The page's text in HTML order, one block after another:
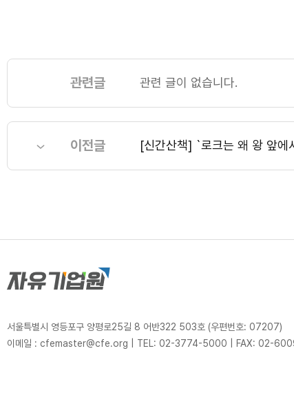
관련글 관련 글이 없습니다.
이전글 [신간산책] `로크는 왜 왕 앞에
서울특별시 영등포구 양평로25길 8 어반322 503호 (우편번호: 07207)
이메일 : cfemaster@cfe.org
TEL: 02-3774-5000 FAX: 02-